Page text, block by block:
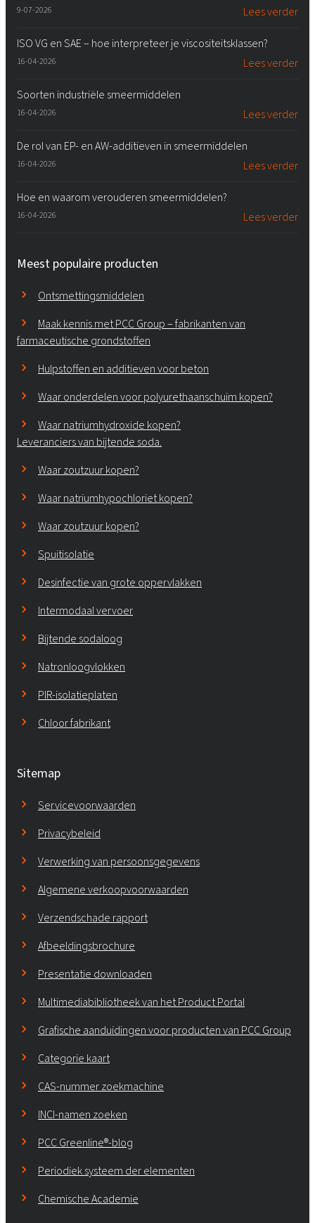
9-07-2026 Lees verder
ISO VG en SAE – hoe interpreteer je viscositeitsklassen?
16-04-2026 Lees verder
Soorten industriële smeermiddelen
16-04-2026 Lees verder
De rol van EP- en AW-additieven in smeermiddelen
16-04-2026 Lees verder
Hoe en waarom verouderen smeermiddelen?
16-04-2026 Lees verder
Meest populaire producten
Ontsmettingsmiddelen
Maak kennis met PCC Group – fabrikanten van
farmaceutische grondstoffen
Hulpstoffen en additieven voor beton
Waar onderdelen voor polyurethaanschuim kopen?
Waar natriumhydroxide kopen?
Leveranciers van bijtende soda.
Waar zoutzuur kopen?
Waar natriumhypochloriet kopen?
Waar zoutzuur kopen?
Spuitisolatie
Desinfectie van grote oppervlakken
Intermodaal vervoer
Bijtende sodaloog
Natronloogvlokken
PIR-isolatieplaten
Chloor fabrikant
Sitemap
Servicevoorwaarden
Privacybeleid
Verwerking van persoonsgegevens
Algemene verkoopvoorwaarden
Verzendschade rapport
Afbeeldingsbrochure
Presentatie downloaden
Multimediabibliotheek van het Product Portal
Grafische aanduidingen voor producten van PCC Group
Categorie kaart
CAS-nummer zoekmachine
INCI-namen zoeken
PCC Greenline®-blog
Periodiek systeem der elementen
Chemische Academie